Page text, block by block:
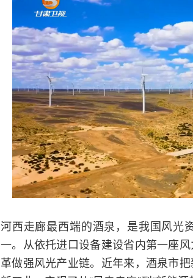
河西走廊最西端的酒泉，是我国风光
一。从依托进口设备建设省内第一座
革做强风光产业链。近年来，酒泉市